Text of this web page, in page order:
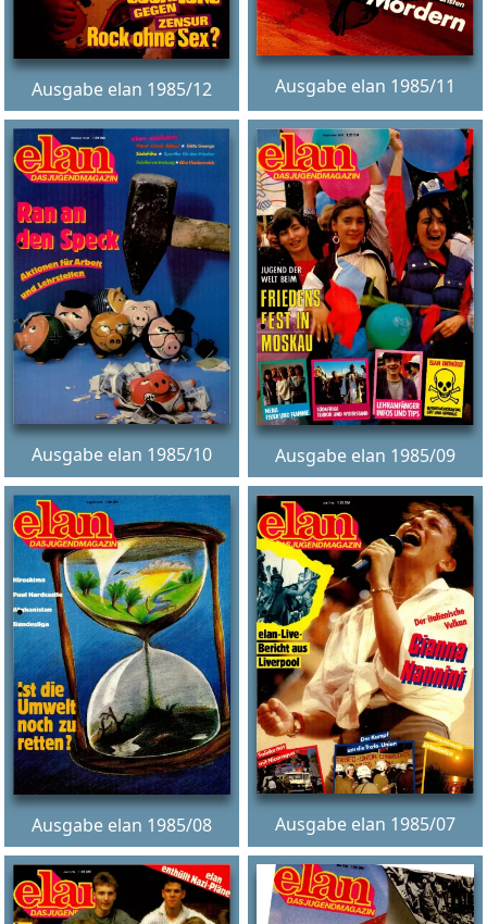
Ausgabe elan 1985/12 Ausgabe elan 1985/11
Ausgabe elan 1985/10 Ausgabe elan 1985/09
Ausgabe elan 1985/08 Ausgabe elan 1985/07